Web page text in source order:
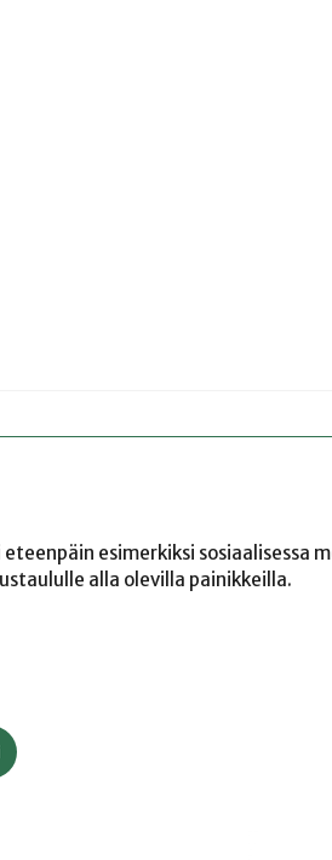
esimerkiksi sosiaalisessa
alla olevilla painikkeilla.